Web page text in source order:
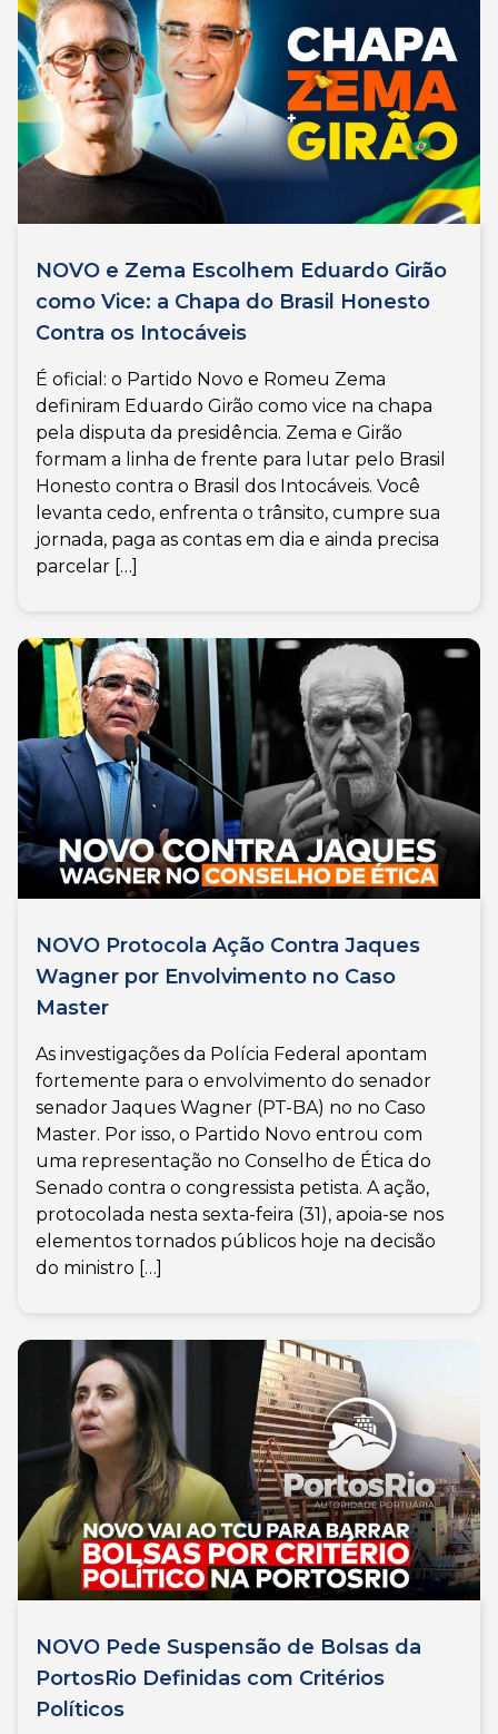
NOVO e Zema Escolhem Eduardo Girão
como Vice: a Chapa do Brasil Honesto
Contra os Intocáveis
É oficial: o Partido Novo e Romeu Zema
definiram Eduardo Girão como vice na chapa
pela disputa da presidência. Zema e Girão
formam a linha de frente para lutar pelo Brasil
Honesto contra o Brasil dos Intocáveis. Você
levanta cedo, enfrenta o trânsito, cumpre sua
jornada, paga as contas em dia e ainda precisa
parcelar […]
NOVO Protocola Ação Contra Jaques
Wagner por Envolvimento no Caso
Master
As investigações da Polícia Federal apontam
fortemente para o envolvimento do senador
senador Jaques Wagner (PT-BA) no no Caso
Master. Por isso, o Partido Novo entrou com
uma representação no Conselho de Ética do
Senado contra o congressista petista. A ação,
protocolada nesta sexta-feira (31), apoia-se nos
elementos tornados públicos hoje na decisão
do ministro […]
NOVO Pede Suspensão de Bolsas da
PortosRio Definidas com Critérios
Políticos